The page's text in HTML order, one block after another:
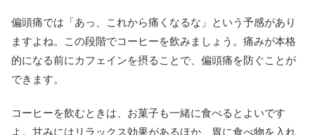
偏頭痛では「あっ、これから痛くなるな」という予感があり
ますよね。この段階でコーヒーを飲みましょう。痛みが本格
的になる前にカフェインを摂ることで、偏頭痛を防ぐことが
できます。
コーヒーを飲むときは、お菓子も一緒に食べるとよいです
よ。甘みにはリラックス効果があるほか、胃に食べ物を入れ